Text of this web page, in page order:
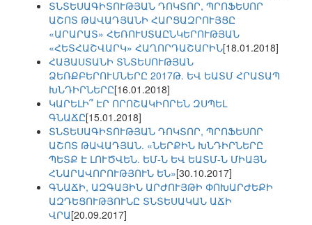
ՏՆՏԵՍԱԳԻՏՈՒԹՅԱՆ ԴՈԿՏՈՐ, ՊՐՈՖԵՍՈՐ
ԱՇՈՏ ԹԱՎԱԴՅԱՆԻ ՀԱՐՑԱԶՐՈՒՅՑԸ
«ԱՐԱՐԱՏ» ՀԵՌՈՒՍՏԱԸՆԿԵՐՈՒԹՅԱՆ
«ՀԵՏՀԱՇՎԱՐԿ» ՀԱՂՈՐԴԱՇԱՐԻՆ[18.01.2018]
ՀԱՅԱՍՏԱՆԻ ՏՆՏԵՍՈՒԹՅԱՆ
ՁԵՌՔԲԵՐՈՒՄՆԵՐԸ 2017Թ. ԵՎ ԵԱՏՄ ՀՐԱՏԱՊ
ԽՆԴԻՐՆԵՐԸ[16.01.2018]
ԿԱՐԵԼԻ՞ ԷՐ ՈՐՈՇԱԿԻՈՐԵՆ ԶՍՊԵԼ
ԳՆԱՃԸ[15.01.2018]
ՏՆՏԵՍԱԳԻՏՈՒԹՅԱՆ ԴՈԿՏՈՐ, ՊՐՈՖԵՍՈՐ
ԱՇՈՏ ԹԱՎԱԴՅԱՆ. «ՆԵՐՔԻՆ ԽՆԴԻՐՆԵՐԸ
ՊԵՏՔ Է ԼՈՒԾՎԵՆ. ԵՄ-Ն ԵՎ ԵԱՏՄ-Ն ՄԻԱՅՆ
ՀՆԱՐԱՎՈՐՈՒԹՅՈՒՆ ԵՆ»[30.10.2017]
ԳՆԱՃԻ, ԱԶԳԱՅԻՆ ԱՐԺՈՒՅԹԻ ՓՈԽԱՐԺԵՔԻ
ԱԶԴԵՑՈՒԹՅՈՒՆԸ ՏՆՏԵՍԱԿԱՆ ԱՃԻ
ՎՐԱ[20.09.2017]